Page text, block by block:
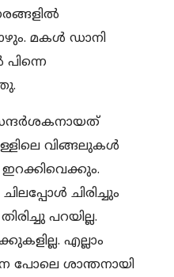
മകൾ ഡാനി
വിങ്ങലുകൾ
ചിരിച്ചും
പറയില്ല.
എല്ലാം
പോലെ ശാന്തനായി